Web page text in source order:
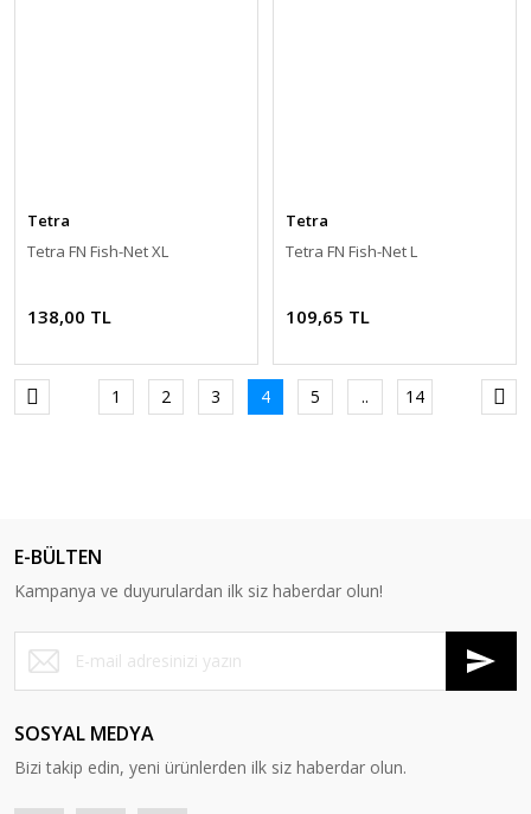
Tetra
Tetra FN Fish-Net XL
138,00 TL
Tetra
Tetra FN Fish-Net L
109,65 TL
1 2 3 4 5 .. 14
E-BÜLTEN
Kampanya ve duyurulardan ilk siz haberdar olun!
SOSYAL MEDYA
Bizi takip edin, yeni ürünlerden ilk siz haberdar olun.